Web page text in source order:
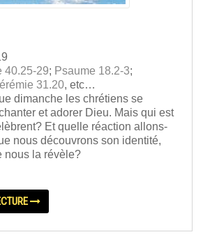
40.25-29; Psaume 18.2-3;
31.20, etc…
dimanche les chrétiens se
et adorer Dieu. Mais qui est
Et quelle réaction allons-
nous découvrons son identité,
nous la révèle?